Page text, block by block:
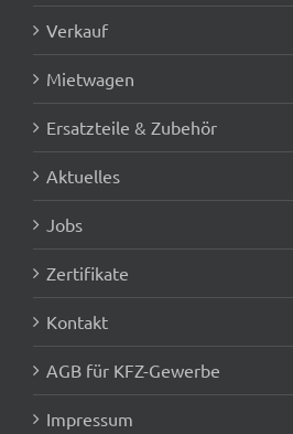
Verkauf
Mietwagen
Ersatzteile & Zubehör
Aktuelles
Jobs
Zertifikate
Kontakt
AGB für KFZ-Gewerbe
Impressum